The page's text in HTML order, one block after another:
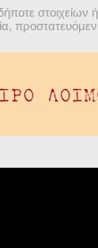
στοιχείων